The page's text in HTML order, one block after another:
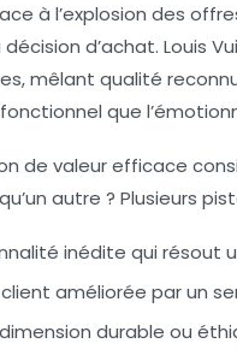
à l’explosion des
d’achat. Louis
mêlant qualité
que
de valeur efficace
autre ? Plusieurs
inédite qui résout
améliorée par un
durable ou